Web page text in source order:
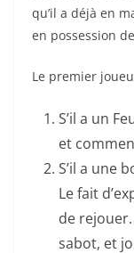
qu’il a déjà en
en possession
Le premier
S’il a un
et
S’il a une
Le fait
de
sabot, et